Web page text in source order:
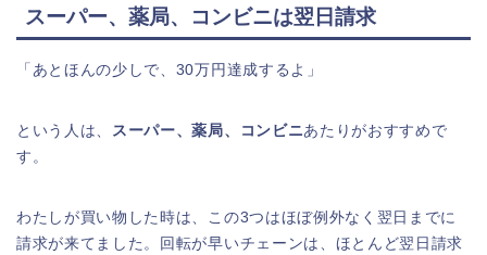
スーパー、薬局、コンビニは翌日請求
「あとほんの少しで、30万円達成するよ」
という人は、 スーパー、薬局、コンビニあたりがおすすめで
す。
わたしが買い物した時は、この3つはほぼ例外なく翌日までに
請求が来てました。回転が早いチェーンは、ほとんど翌日請求